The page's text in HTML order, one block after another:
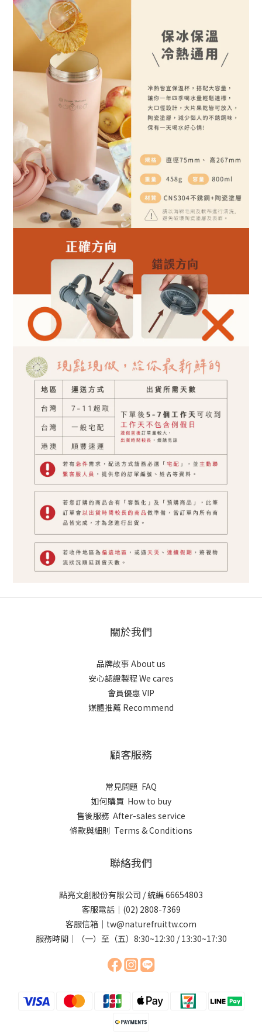
關於我們
品牌故事 About us
安心認證製程 We cares
會員優惠 VIP
媒體推薦 Recommend
顧客服務
常見問題 FAQ
如何購買 How to buy
售後服務 After-sales service
條款與細則 Terms & Conditions
聯絡我們
點亮文創股份有限公司 / 統編 66654803
客服電話｜(02) 2808-7369
客服信箱｜tw@naturefruittw.com
服務時間｜（一）至（五）8:30~12:30 / 13:30~17:30